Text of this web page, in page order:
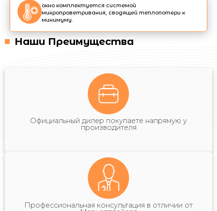
окно комплектуется системой
микропроветривания, сводящей теплопотери к
минимуму.
Наши Преимущества
Официальный дилер покупаете напрямую у
производителя
Профессиональная консультация в отличии от